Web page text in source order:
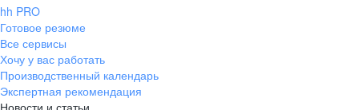
hh PRO
Готовое резюме
Все сервисы
Хочу у вас работать
Производственный календарь
Экспертная рекомендация